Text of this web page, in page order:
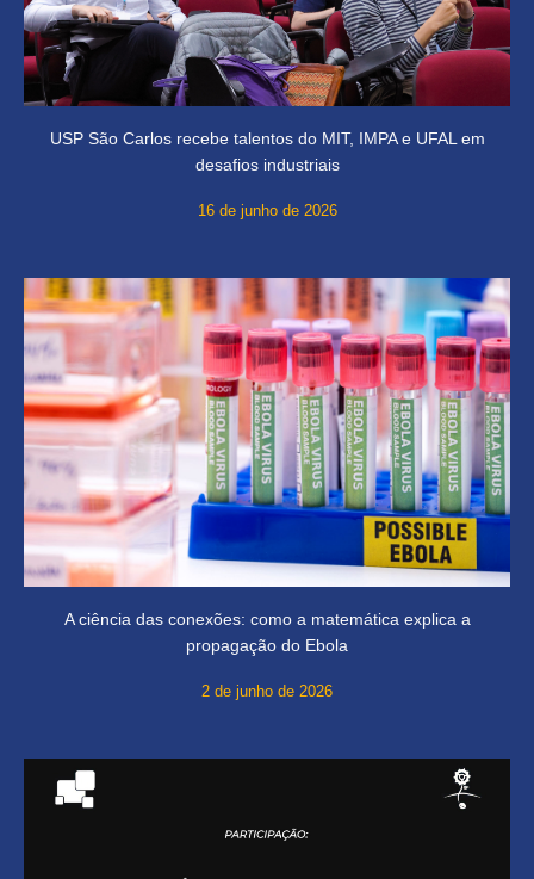
USP São Carlos recebe talentos do MIT, IMPA e UFAL em
desafios industriais
16 de junho de 2026
A ciência das conexões: como a matemática explica a
propagação do Ebola
2 de junho de 2026